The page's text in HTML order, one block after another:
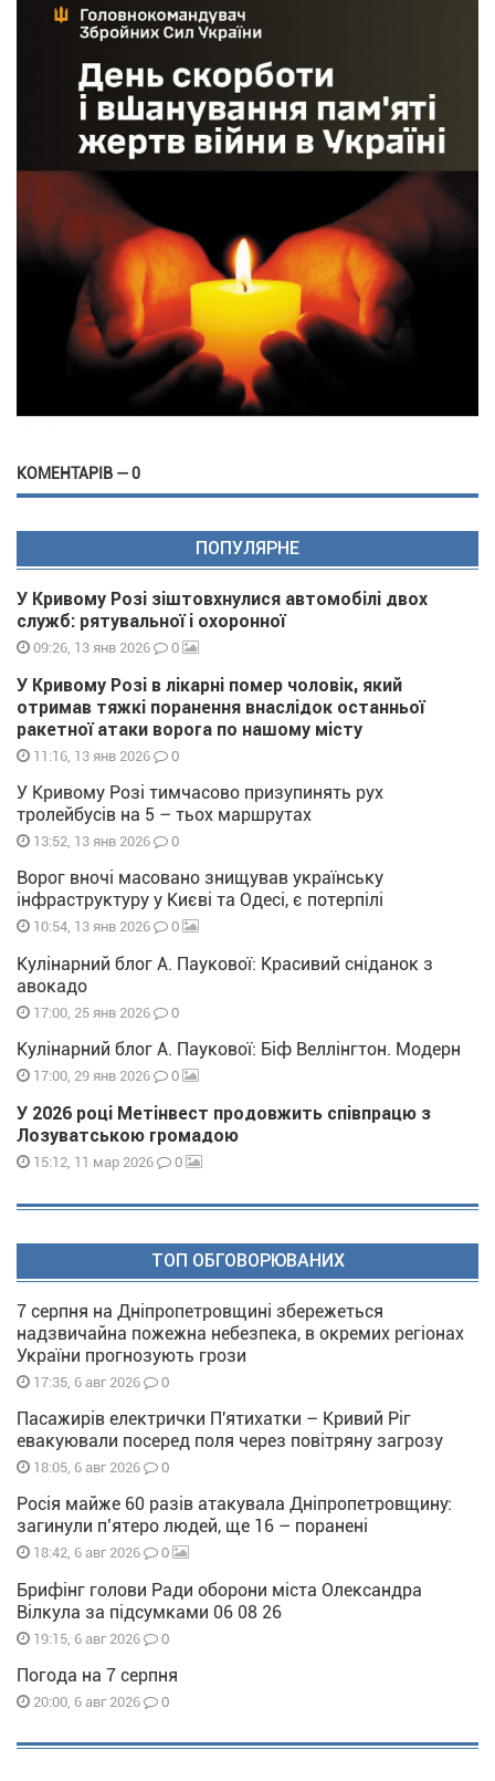
КОМЕНТАРІВ — 0
ПОПУЛЯРНЕ
У Кривому Розі зіштовхнулися автомобілі двох
служб: рятувальної і охоронної
09:26, 13 янв 2026 0
У Кривому Розі в лікарні помер чоловік, який
отримав тяжкі поранення внаслідок останньої
ракетної атаки ворога по нашому місту
11:16, 13 янв 2026 0
У Кривому Розі тимчасово призупинять рух
тролейбусів на 5 – тьох маршрутах
13:52, 13 янв 2026 0
Ворог вночі масовано знищував українську
інфраструктуру у Києві та Одесі, є потерпілі
10:54, 13 янв 2026 0
Кулінарний блог А. Паукової: Красивий сніданок з
авокадо
17:00, 25 янв 2026 0
Кулінарний блог А. Паукової: Біф Веллінгтон. Модерн
17:00, 29 янв 2026 0
У 2026 році Метінвест продовжить співпрацю з
Лозуватською громадою
15:12, 11 мар 2026 0
ТОП ОБГОВОРЮВАНИХ
7 серпня на Дніпропетровщині збережеться
надзвичайна пожежна небезпека, в окремих регіонах
України прогнозують грози
17:35, 6 авг 2026 0
Пасажирів електрички П'ятихатки – Кривий Ріг
евакуювали посеред поля через повітряну загрозу
18:05, 6 авг 2026 0
Росія майже 60 разів атакувала Дніпропетровщину:
загинули п’ятеро людей, ще 16 – поранені
18:42, 6 авг 2026 0
Брифінг голови Ради оборони міста Олександра
Вілкула за підсумками 06 08 26
19:15, 6 авг 2026 0
Погода на 7 серпня
20:00, 6 авг 2026 0